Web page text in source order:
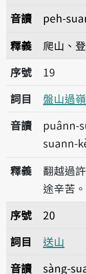
音讀
peh-
釋義
爬山、
序號19盤山過嶺
序號
19
詞目
盤山過嶺
音讀
puânn-
suann-
釋義
翻越過
途辛苦。
序號20送山
序號
20
詞目
送山
音讀
sàng-